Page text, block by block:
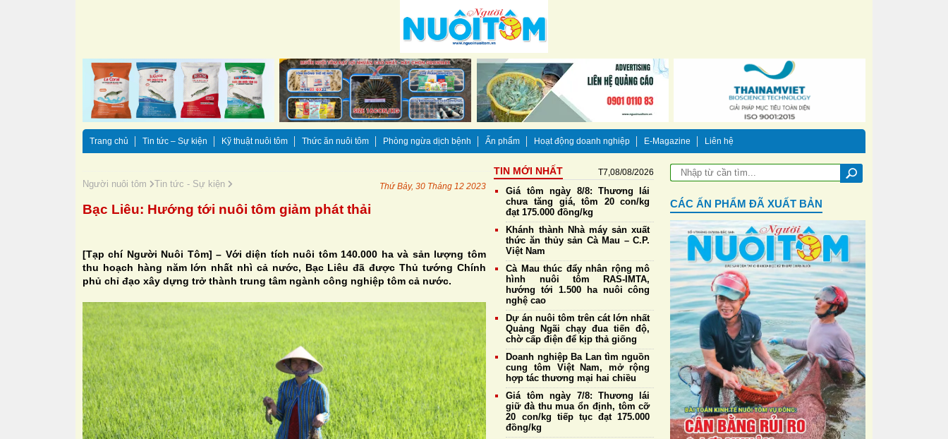
Trang chủ Tin tức – Sự kiện Kỹ thuật nuôi tôm Thức ăn nuôi tôm Phòng ngừa dịch bệnh Ấn phẩm Hoạt động doanh nghiệp E-Magazine Liên hệ
Người nuôi tôm Tin tức - Sự kiện Thứ Bảy, 30 Tháng 12 2023
Bạc Liêu: Hướng tới nuôi tôm giảm phát thải
[Tạp chí Người Nuôi Tôm] – Với diện tích nuôi tôm 140.000 ha và sản lượng tôm
thu hoạch hàng năm lớn nhất nhì cả nước, Bạc Liêu đã được Thủ tướng Chính
phủ chỉ đạo xây dựng trở thành trung tâm ngành công nghiệp tôm cả nước.
TIN MỚI NHẤT T7,08/08/2026
Giá tôm ngày 8/8: Thương lái
chưa tăng giá, tôm 20 con/kg
đạt 175.000 đồng/kg
Khánh thành Nhà máy sản xuất
thức ăn thủy sản Cà Mau – C.P.
Việt Nam
Cà Mau thúc đẩy nhân rộng mô
hình nuôi tôm RAS-IMTA,
hướng tới 1.500 ha nuôi công
nghệ cao
Dự án nuôi tôm trên cát lớn nhất
Quảng Ngãi chạy đua tiến độ,
chờ cấp điện để kịp thả giống
Doanh nghiệp Ba Lan tìm nguồn
cung tôm Việt Nam, mở rộng
hợp tác thương mại hai chiều
Giá tôm ngày 7/8: Thương lái
giữ đà thu mua ổn định, tôm cỡ
20 con/kg tiếp tục đạt 175.000
đồng/kg
CÁC ẤN PHẨM ĐÃ XUẤT BẢN